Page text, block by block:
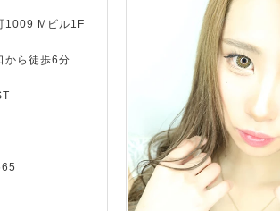
1009 Mビル1F
から徒歩6分